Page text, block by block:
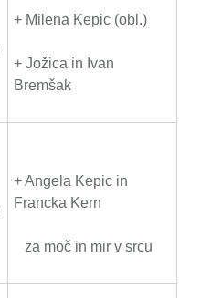
+ Milena Kepic (obl.)
+ Jožica in Ivan
Bremšak
+ Angela Kepic in
Francka Kern
za moč in mir v srcu